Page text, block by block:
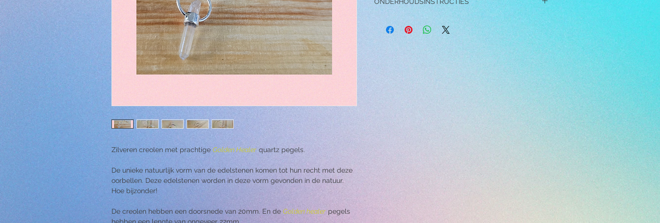
Zilveren creolen met prachtige Golden Healer quartz pegels.
De unieke natuurlijk vorm van de edelstenen komen tot hun recht met deze
oorbellen. Deze edelstenen worden in deze vorm gevonden in de natuur.
Hoe bijzonder!
De creolen hebben een doorsnede van 20mm. En de Golden healer pegels
→ Draag de oorbellen NIET tijdens het slapen, douchen,
zwemmen, sporten of een andere vorm inspannende
→ Vermijd contact en / of gebruik chemicaliën,
oplosmiddelen, parfum, en make-up in de buurt van
het sieraad, aangezien deze het sieraad kunnen
beschadigen.
→ Laat de oorbellen niet op harde oppervlakken vallen,
hierdoor kunnen er krassen ontstaan.
→ Om je oorbellen schoon te maken, dompel je ze in een
sopje en veeg je ze schoon met een zachte tandenborstel.
Als je klaar bent, dompel je de oorbellen in een kom met
warm water om ze af te spoelen. Dep ze daarna droog met